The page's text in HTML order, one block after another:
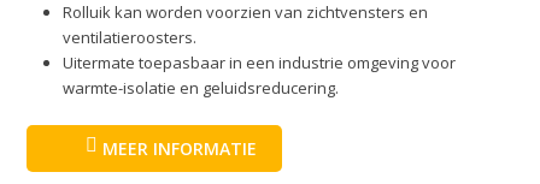
Rolluik kan worden voorzien van zichtvensters en
ventilatieroosters.
Uitermate toepasbaar in een industrie omgeving voor
warmte-isolatie en geluidsreducering.
MEER INFORMATIE